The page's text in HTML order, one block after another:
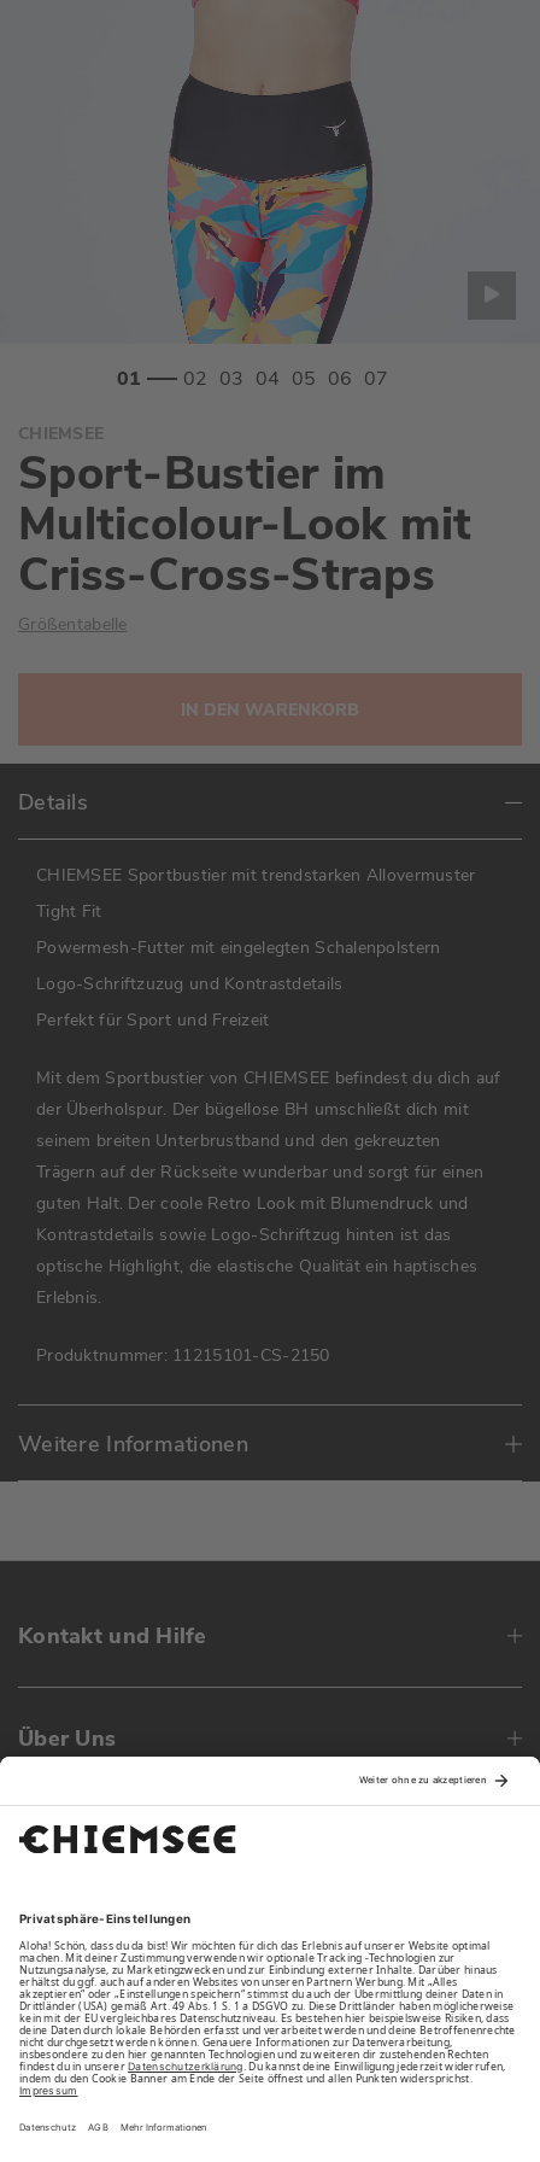
Anfang
der
Bildgalerie
springen
CHIEMSEE
Sport-Bustier im
Multicolour-Look mit
Criss-Cross-Straps
Größentabelle
IN DEN WARENKORB
Details
CHIEMSEE Sportbustier mit trendstarken Allovermuster
Tight Fit
Powermesh-Futter mit eingelegten Schalenpolstern
Logo-Schriftzuzug und Kontrastdetails
Perfekt für Sport und Freizeit
Mit dem Sportbustier von CHIEMSEE befindest du dich auf
der Überholspur. Der bügellose BH umschließt dich mit
seinem breiten Unterbrustband und den gekreuzten
Trägern auf der Rückseite wunderbar und sorgt für einen
guten Halt. Der coole Retro Look mit Blumendruck und
Kontrastdetails sowie Logo-Schriftzug hinten ist das
optische Highlight, die elastische Qualität ein haptisches
Erlebnis.
Produktnummer: 11215101-CS-2150
Weitere Informationen
Kontakt und Hilfe
Über Uns
Family
Unsere Vorteile
Unsere Partner